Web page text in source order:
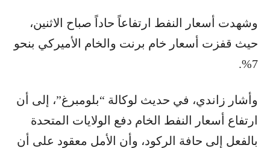
وشهدت أسعار النفط ارتفاعاً حاداً صباح الاثنين،
حيث قفزت أسعار خام برنت والخام الأميركي بنحو
7%.
وأشار زاندي، في حديث لوكالة “بلومبرغ”، إلى أن
ارتفاع أسعار النفط الخام دفع الولايات المتحدة
بالفعل إلى حافة الركود، وأن الأمل معقود على أن